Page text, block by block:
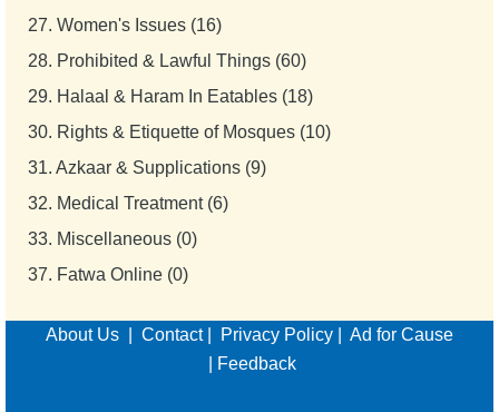
27. Women's Issues (16)
28. Prohibited & Lawful Things (60)
29. Halaal & Haram In Eatables (18)
30. Rights & Etiquette of Mosques (10)
31. Azkaar & Supplications (9)
32. Medical Treatment (6)
33. Miscellaneous (0)
37. Fatwa Online (0)
About Us Contact| Privacy Policy
Ad for Cause
Feedback